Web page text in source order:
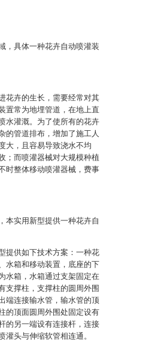
，具体一种花卉自动喷灌装
花卉的生长，需要经常对其
置常为地埋管道，在地上直
水灌溉。为了使所有的花卉
的管道排布，增加了施工人
大，且容易导致浇水不均
；而喷灌器械对大规模种植
时整体移动喷灌器械，费事
本实用新型提供一种花卉自
提供如下技术方案：一种花
水箱和移动装置，底座的下
水箱，水箱通过支架固定在
支撑柱，支撑柱的圆周外围
端连接输水管，输水管的顶
的顶面圆周外围处固定设有
的另一端设有连接杆，连接
灌头与伸缩软管相连通。